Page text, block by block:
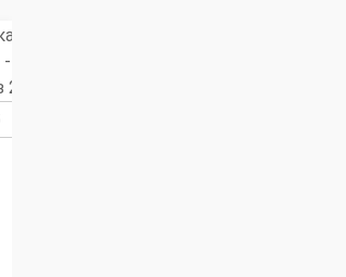
114
249